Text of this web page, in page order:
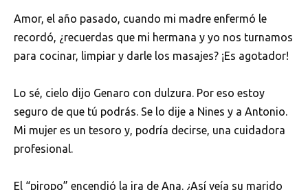
Amor, el año pasado, cuando mi madre enfermó le
recordó, ¿recuerdas que mi hermana y yo nos turnamos
para cocinar, limpiar y darle los masajes? ¡Es agotador!
Lo sé, cielo dijo Genaro con dulzura. Por eso estoy
seguro de que tú podrás. Se lo dije a Nines y a Antonio.
Mi mujer es un tesoro y, podría decirse, una cuidadora
profesional.
El “piropo” encendió la ira de Ana. ¿Así veía su marido